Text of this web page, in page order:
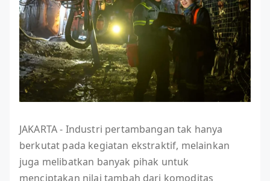
JAKARTA - Industri pertambangan tak hanya
berkutat pada kegiatan ekstraktif, melainkan
juga melibatkan banyak pihak untuk
menciptakan nilai tambah dari komoditas